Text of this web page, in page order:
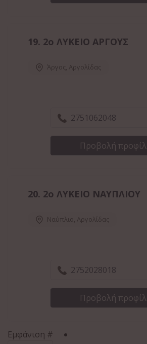
19. 2ο ΛΥΚΕΙΟ ΑΡΓΟΥΣ
Άργος, Αργολίδας
2751062048
Προβολή προφίλ
20. 2ο ΛΥΚΕΙΟ ΝΑΥΠΛΙΟΥ
Ναύπλιο, Αργολίδας
2752028018
Προβολή προφίλ
Εμφάνιση #